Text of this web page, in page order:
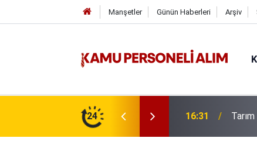
Manşetler Günün Haberleri Arşiv
24
İşçi Alımı Yapacak 16:31